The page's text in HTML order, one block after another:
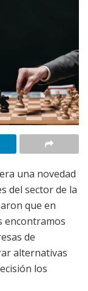
una novedad
del sector de la
que en
encontramos
de
alternativas
los